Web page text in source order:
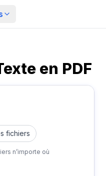
en PDF
fichiers
n’importe où